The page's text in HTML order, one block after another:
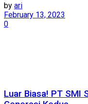
by ari
February 13, 2023
0
Luar Biasa! PT SMI